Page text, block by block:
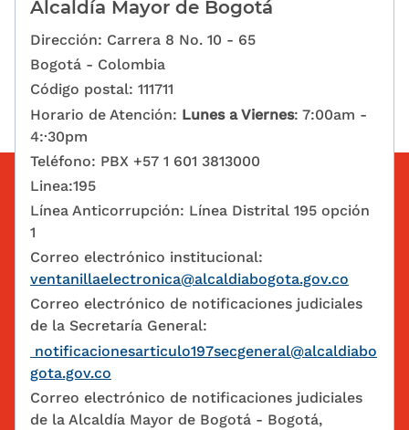
Alcaldía Mayor de Bogotá
Dirección: Carrera 8 No. 10 - 65
Bogotá - Colombia
Código postal: 111711
Horario de Atención: Lunes a Viernes: 7:00am -
4:·30pm
Teléfono: PBX +57 1 601 3813000
Linea:195
Línea Anticorrupción: Línea Distrital 195 opción
1
Correo electrónico institucional:
ventanillaelectronica@alcaldiabogota.gov.co
Correo electrónico de notificaciones judiciales
de la Secretaría General:
notificacionesarticulo197secgeneral@alcaldiabo
gota.gov.co
Correo electrónico de notificaciones judiciales
de la Alcaldía Mayor de Bogotá - Bogotá,